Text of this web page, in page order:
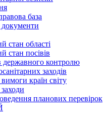
база
документи
стан області
стан посівів
державного контролю
заходів
вимоги країн світу
планових перевірок